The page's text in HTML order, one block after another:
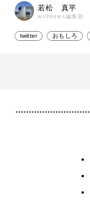
若松 真平
withnews編集部
twitter おもしろ